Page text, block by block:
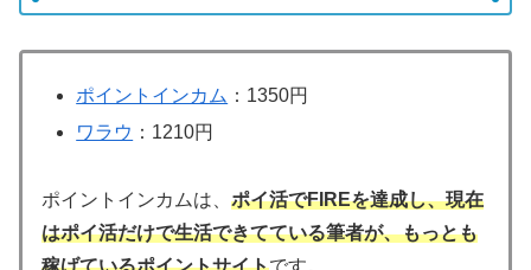
ポイントインカム ：1350円
ワラウ ：1210円
ポイントインカムは、 ポイ活でFIREを達成し、現在
はポイ活だけで生活できてている筆者が、もっとも